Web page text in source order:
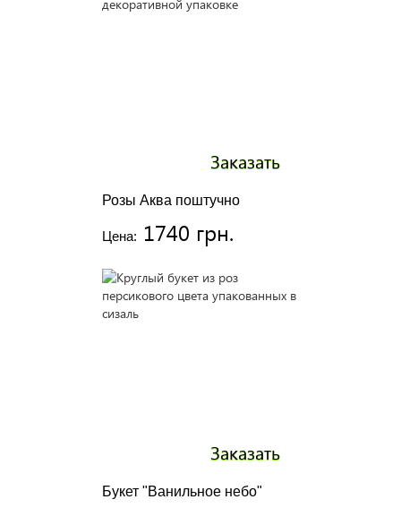
Розы Аква поштучно
Цена: 1740 грн.
Заказать
Букет "Ванильное небо"
Заказать